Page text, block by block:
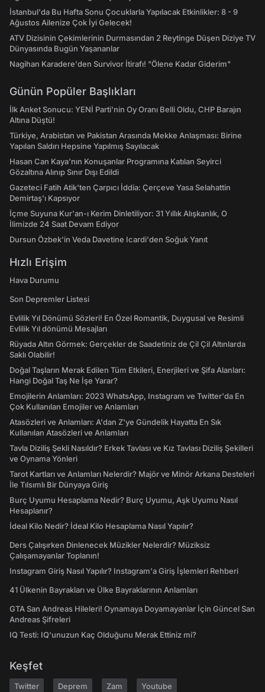
İstanbul'da Bu Hafta Sonu Çocuklarla Yapılacak Etkinlikler: 8 - 9
Ağustos Ailenize Çok İyi Gelecek!
ATV Dizisinin Çekimlerinin Durmasından 2 Reytinge Düşen Diziye TV
Dünyasında Bugün Yaşananlar
Nagihan Karadere'den Survivor İtirafı! "Ölene Kadar Giderim"
Günün Popüler Başlıkları
İlk Anket Sonucu: YENİ Parti'nin Oy Oranı Belli Oldu, CHP Barajın
Altına Düştü!
Türkiye, Arabistan ve Pakistan Arasında Mekke Anlaşması: Birine
Yapılan Saldırı Hepsine Yapılmış Sayılacak
Hasan Can Kaya’nın Konuşanlar Programına Katılan Seyirci
Gözaltına Alınıp Sınır Dışı Edildi
Gazeteci Fatih Atik'ten Çarpıcı İddia: Çerçeve Yasa Selahattin
Demirtaş'ı Kapsıyor
İçme Suyuna Kur'an-ı Kerim Dinletiliyor: 31 Yıllık Alışkanlık, O
İlimizde 24 Saat Devam Ediyor
Dursun Özbek'in Veda Davetine Icardi'den Soğuk Yanıt
Hızlı Erişim
Hava Durumu
Son Depremler Listesi
Evlilik Yıl Dönümü Sözleri! En Özel Romantik, Duygusal ve Resimli
Evlilik Yıl dönümü Mesajları
Rüyada Altın Görmek: Gerçekler de Saadetiniz de Çil Çil Altınlarda
Saklı Olabilir!
Doğal Taşların Merak Edilen Tüm Etkileri, Enerjileri ve Şifa Alanları:
Hangi Doğal Taş Ne İşe Yarar?
Emojilerin Anlamları: 2023 WhatsApp, Instagram ve Twitter'da En
Çok Kullanılan Emojiler ve Anlamları
Atasözleri ve Anlamları: A'dan Z'ye Gündelik Hayatta En Sık
Kullanılan Atasözleri ve Anlamları
Tavla Diziliş Şekli Nasıldır? Erkek Tavlası ve Kız Tavlası Diziliş Şekilleri
ve Oynama Yönleri
Tarot Kartları ve Anlamları Nelerdir? Majör ve Minör Arkana Desteleri
İle Tılsımlı Bir Dünyaya Giriş
Burç Uyumu Hesaplama Nedir? Burç Uyumu, Aşk Uyumu Nasıl
Hesaplanır?
İdeal Kilo Nedir? İdeal Kilo Hesaplama Nasıl Yapılır?
Ders Çalışırken Dinlenecek Müzikler Nelerdir? Müziksiz
Çalışamayanlar Toplanın!
Instagram Giriş Nasıl Yapılır? Instagram'a Giriş İşlemleri Rehberi
41 Ülkenin Bayrakları ve Ülke Bayraklarının Anlamları
GTA San Andreas Hileleri! Oynamaya Doyamayanlar İçin Güncel San
Andreas Şifreleri
IQ Testi: IQ'unuzun Kaç Olduğunu Merak Ettiniz mi?
Keşfet
Twitter Deprem Zam Youtube